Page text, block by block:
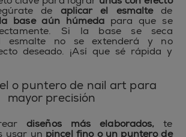
de aplicar el esmaltede
base aún húmeda para que se
Si la base se seca
esmalte no se extenderá y no
deseado. ¡Así que sé rápida y
o puntero de nail art para
mayor precisión
diseños más elaborados, te
usar un pincel fino o un puntero de